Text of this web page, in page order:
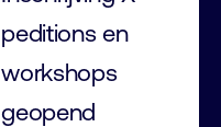
peditions en
workshops
geopend